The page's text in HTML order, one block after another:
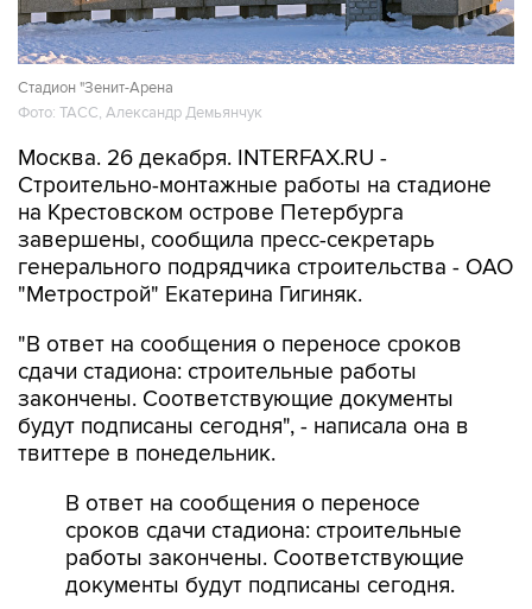
Стадион "Зенит-Арена
Фото: ТАСС, Александр Демьянчук
Москва. 26 декабря. INTERFAX.RU -
Строительно-монтажные работы на стадионе
на Крестовском острове Петербурга
завершены, сообщила пресс-секретарь
генерального подрядчика строительства - ОАО
"Метрострой" Екатерина Гигиняк.
"В ответ на сообщения о переносе сроков
сдачи стадиона: строительные работы
закончены. Соответствующие документы
будут подписаны сегодня", - написала она в
твиттере в понедельник.
В ответ на сообщения о переносе
сроков сдачи стадиона: строительные
работы закончены. Соответствующие
документы будут подписаны сегодня.